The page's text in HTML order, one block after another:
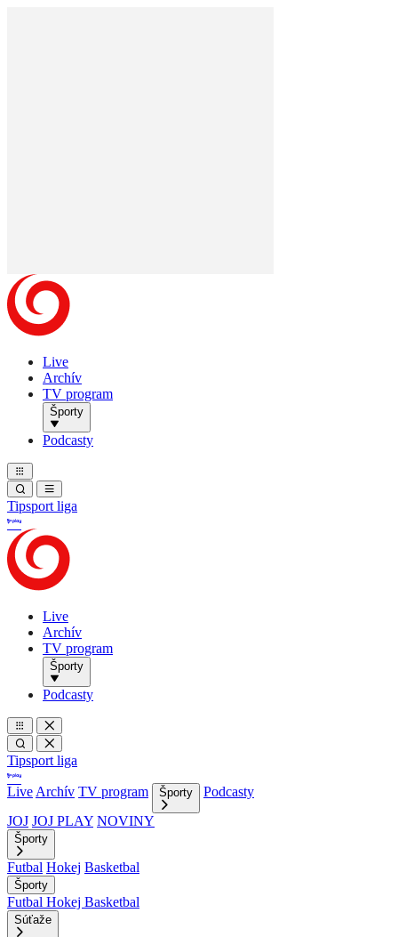
Live
Archív
TV program
Športy
Podcasty
Tipsport liga
Live
Archív
TV program
Športy
Podcasty
Tipsport liga
Live Archív TV program Športy
Podcasty
JOJ JOJ PLAY NOVINY
Športy
Futbal Hokej Basketbal
Športy
Futbal Hokej Basketbal
Súťaže